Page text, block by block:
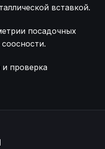
вставкой.
посадочных
проверка